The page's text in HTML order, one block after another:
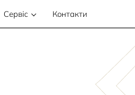
Сервіс Контакти